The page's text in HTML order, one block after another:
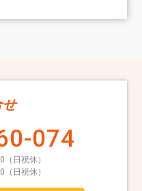
せ
074
日祝休）
日祝休）